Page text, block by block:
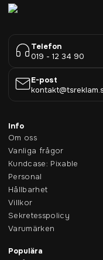
Telefon
019 - 12 34 90
E-post
Info
Om oss
Vanliga frågor
Kundcase: Pixable
Personal
Hållbarhet
Villkor
Sekretesspolicy
Varumärken
Populära